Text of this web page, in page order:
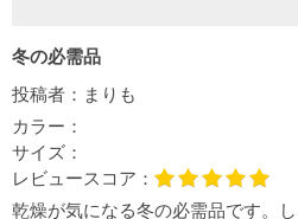
冬の必需品
投稿者： まりも
カラー：
サイズ：
レビュースコア：
乾燥が気になる冬の必需品です。